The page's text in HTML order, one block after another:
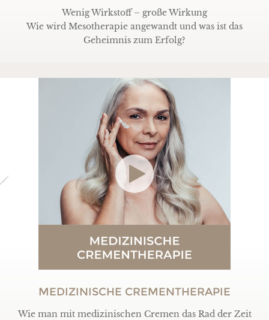
Wenig Wirkstoff – große Wirkung
Wie wird Mesotherapie angewandt und was ist das
Geheimnis zum Erfolg?
MEDIZINISCHE CREMENTHERAPIE
Wie man mit medizinischen Cremen das Rad der Zeit